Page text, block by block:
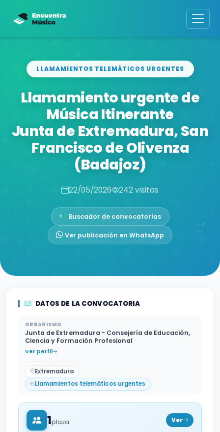
LLAMAMIENTOS TELEMÁTICOS URGENTES
Llamamiento urgente de
Música Itinerante
Junta de Extremadura, San
Francisco de Olivenza
(Badajoz)
22/05/2026 242 visitas
Buscador de convocatorias
Ver publicación en WhatsApp
DATOS DE LA CONVOCATORIA
ORGANISMO
Junta de Extremadura - Consejería de Educación,
Ciencia y Formación Profesional
Ver perfil
Extremadura
Llamamientos telemáticos urgentes
1plaza Ver